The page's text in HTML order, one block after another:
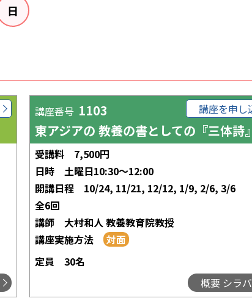
日
講座番号 1103
東アジアの 教養の書としての『三体詩』
講座を申し
受講料
7,500円
日時
土曜日10:30～12:00
開講日程
10/24, 11/21, 12/12, 1/9, 2/6, 3/6
全6回
講師
大村和人 教養教育院教授
講座実施方法
定員
30名
概要 シラ